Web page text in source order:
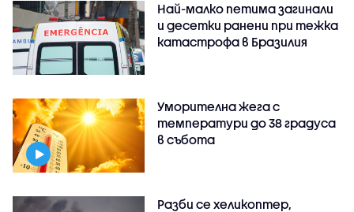
Най-малко петима загинали
и десетки ранени при тежка
катастрофа в Бразилия
Уморителна жега с
температури до 38 градуса
в събота
Разби се хеликоптер,